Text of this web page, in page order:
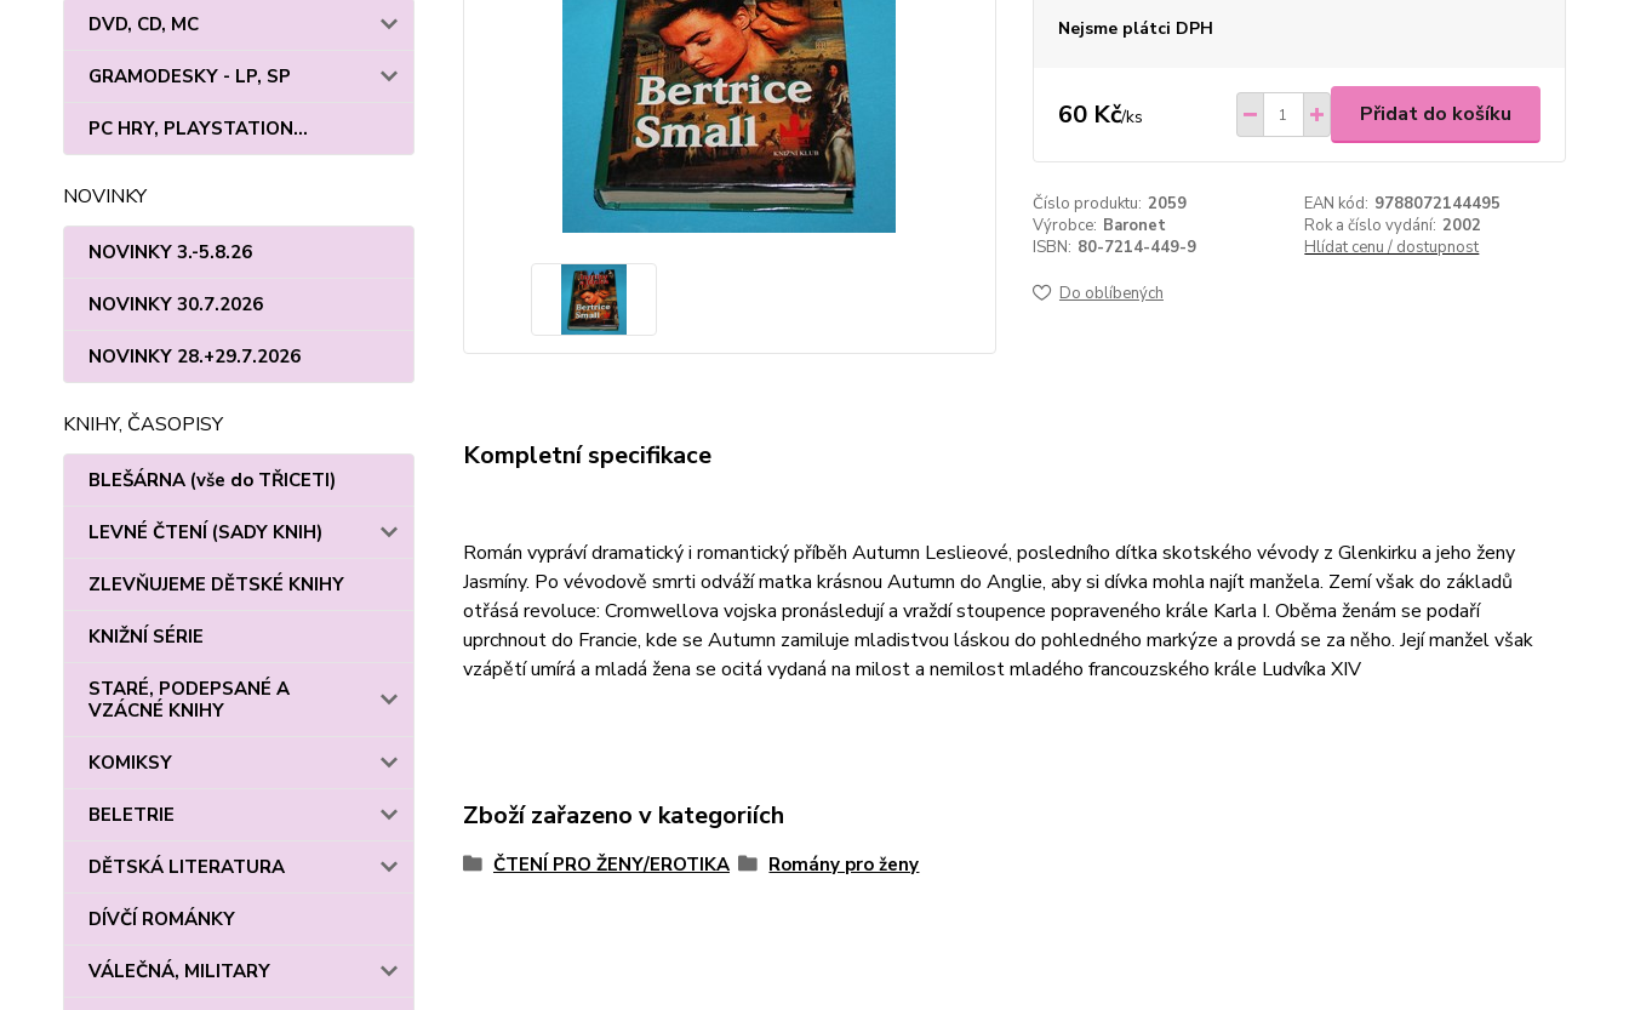
DVD, CD, MC
GRAMODESKY - LP, SP
PC HRY, PLAYSTATION...
NOVINKY
NOVINKY 3.-5.8.26
NOVINKY 30.7.2026
NOVINKY 28.+29.7.2026
KNIHY, ČASOPISY
BLEŠÁRNA (vše do TŘICETI)
LEVNÉ ČTENÍ (SADY KNIH)
ZLEVŇUJEME DĚTSKÉ KNIHY
KNIŽNÍ SÉRIE
STARÉ, PODEPSANÉ A
VZÁCNÉ KNIHY
KOMIKSY
BELETRIE
DĚTSKÁ LITERATURA
DÍVČÍ ROMÁNKY
VÁLEČNÁ, MILITARY
Nejsme plátci DPH
60 Kč/ks Přidat do košíku
Číslo produktu: 2059 EAN kód: 9788072144495
Výrobce: Baronet Rok a číslo vydání: 2002
ISBN: 80-7214-449-9 Hlídat cenu / dostupnost
Do oblíbených
Kompletní specifikace
Román vypráví dramatický i romantický příběh Autumn Leslieové, posledního dítka skotského vévody z Glenkirku a jeho ženy
Jasmíny. Po vévodově smrti odváží matka krásnou Autumn do Anglie, aby si dívka mohla najít manžela. Zemí však do základů
otřásá revoluce: Cromwellova vojska pronásledují a vraždí stoupence popraveného krále Karla I. Oběma ženám se podaří
uprchnout do Francie, kde se Autumn zamiluje mladistvou láskou do pohledného markýze a provdá se za něho. Její manžel však
vzápětí umírá a mladá žena se ocitá vydaná na milost a nemilost mladého francouzského krále Ludvíka XIV
Zboží zařazeno v kategoriích
ČTENÍ PRO ŽENY/EROTIKA Romány pro ženy